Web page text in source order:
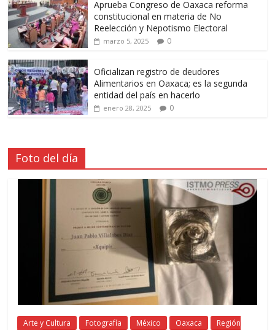
Aprueba Congreso de Oaxaca reforma
constitucional en materia de No
Reelección y Nepotismo Electoral
marzo 5, 2025 0
Oficializan registro de deudores
Alimentarios en Oaxaca; es la segunda
entidad del país en hacerlo
enero 28, 2025 0
Foto del día
Arte y Cultura Fotografía México Oaxaca
Región